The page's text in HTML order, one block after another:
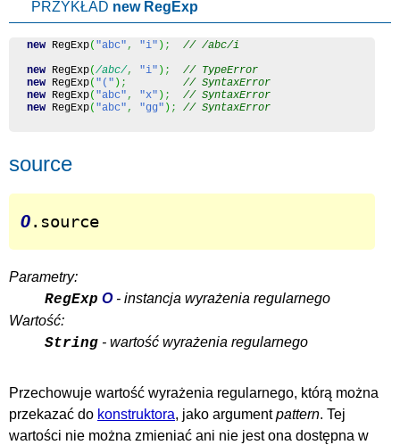
PRZYKŁAD new RegExp
new RegExp( "abc" , "i" ) ;
// /abc/i
new RegExp(/abc/, "i" ) ;
// TypeError
new RegExp( "(" ) ;
// SyntaxError
new RegExp( "abc" , "x" ) ;
// SyntaxError
new RegExp( "abc" , "gg" ) ; // SyntaxError
source
O.source
Parametry:
RegExp O- instancja wyrażenia regularnego
Wartość:
String - wartość wyrażenia regularnego
Przechowuje wartość wyrażenia regularnego, którą można
przekazać do konstruktora, jako argumentpattern. Tej
wartości nie można zmieniać ani nie jest ona dostępna w